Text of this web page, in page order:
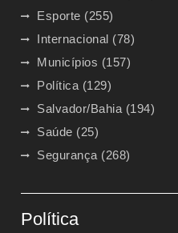
Esporte (255)
Internacional (78)
Municípios (157)
Política (129)
Salvador/Bahia (194)
Saúde (25)
Segurança (268)
Política